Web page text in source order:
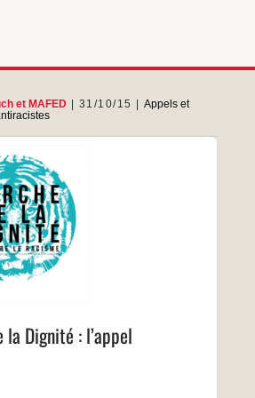
et MAFED 31/10/15
Appels et
la Dignité : l’appel
Avec le soutien d’Angela Davis
2005, les jeunes vies de deux
fauchées en Seine-Saint-Denis
une tragédie mettant en cause des
de police. Depuis, la stratégie de
loin de chercher à châtier les
consiste uniquement à fuir ses
Comme il l’a fait dans des